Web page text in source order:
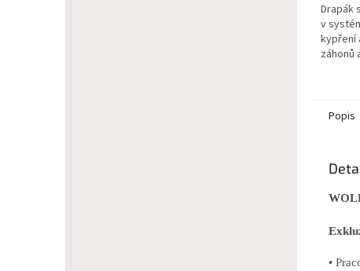
Drapák
v
kypření
záhonů
Popis
•